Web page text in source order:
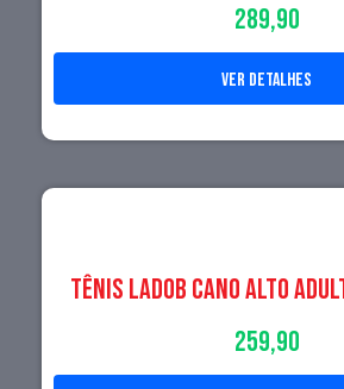
289,90
ver detalhes
Tênis LadoB Cano Alto
259,90